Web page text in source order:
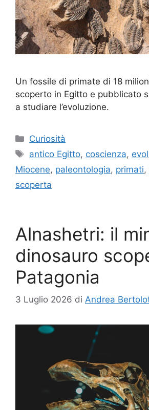
Un fossile di primate di 18
scoperto in Egitto e pubblicato
a studiare l’evoluzione.
Categorie
Curiosità
Tag
antico Egitto, coscienza,
Miocene, paleontologia, primati,
scoperta
Alnashetri: il
dinosauro
Patagonia
3 Luglio 2026 di Andrea